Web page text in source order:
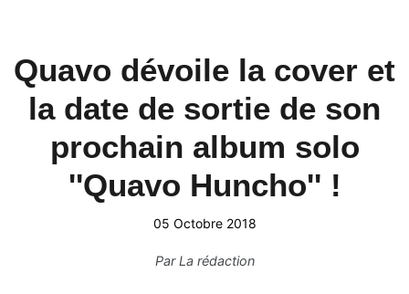
Quavo dévoile la cover et
la date de sortie de son
prochain album solo
''Quavo Huncho'' !
05 Octobre 2018
ParLa rédaction